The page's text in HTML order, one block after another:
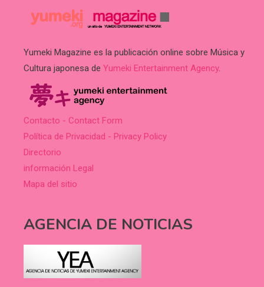
Yumeki Magazine es la publicación online sobre Música y
Cultura japonesa de Yumeki Entertainment Agency.
Contacto - Contact Form
Política de Privacidad - Privacy Policy
Directorio
información Legal
Mapa del sitio
AGENCIA DE NOTICIAS